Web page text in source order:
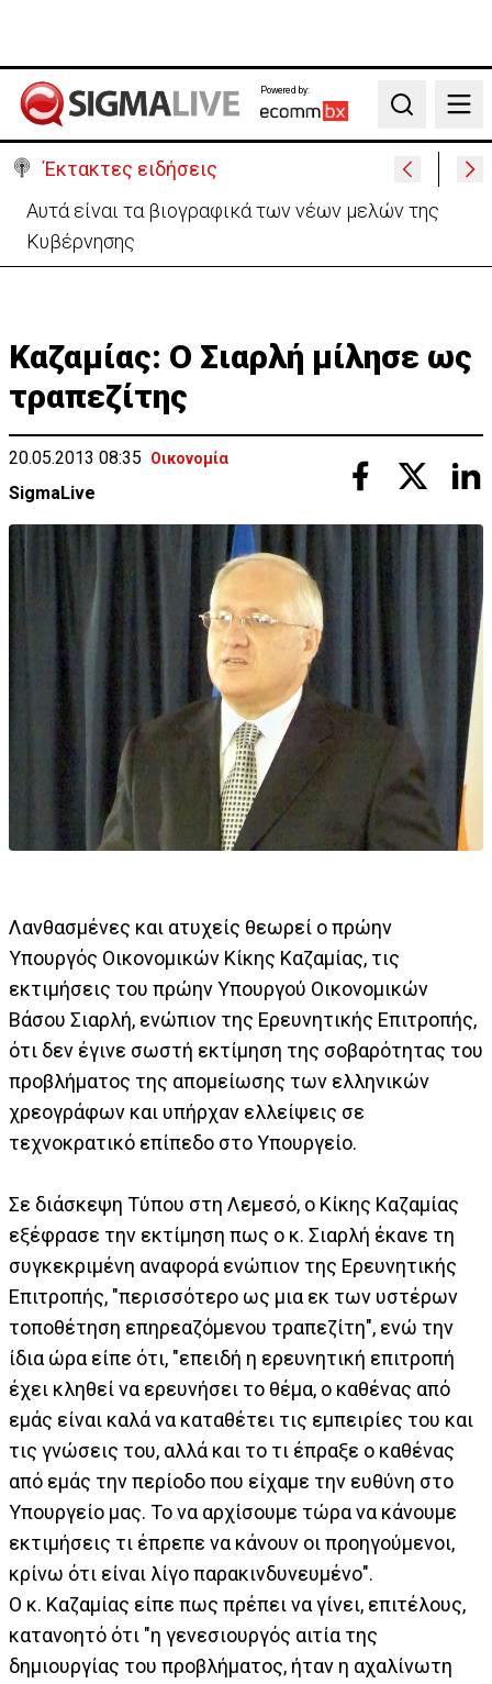
Powered by:
Search
Έκτακτες ειδήσεις
Χειροπέδες σε 37χρονο-Παρίστανε τον εισαγωγέα
αυτοκινήτων και άρπαξε €827,400
Καζαμίας: Ο Σιαρλή μίλησε ως
τραπεζίτης
20.05.2013 08:35 Οικονομία
SigmaLive
Λανθασμένες και ατυχείς θεωρεί ο πρώην
Υπουργός Οικονομικών Κίκης Καζαμίας, τις
εκτιμήσεις του πρώην Υπουργού Οικονομικών
Βάσου Σιαρλή, ενώπιον της Ερευνητικής Επιτροπής,
ότι δεν έγινε σωστή εκτίμηση της σοβαρότητας του
προβλήματος της απομείωσης των ελληνικών
χρεογράφων και υπήρχαν ελλείψεις σε
τεχνοκρατικό επίπεδο στο Υπουργείο.
Σε διάσκεψη Τύπου στη Λεμεσό, ο Κίκης Καζαμίας
εξέφρασε την εκτίμηση πως ο κ. Σιαρλή έκανε τη
συγκεκριμένη αναφορά ενώπιον της Ερευνητικής
Επιτροπής, "περισσότερο ως μια εκ των υστέρων
τοποθέτηση επηρεαζόμενου τραπεζίτη", ενώ την
ίδια ώρα είπε ότι, "επειδή η ερευνητική επιτροπή
έχει κληθεί να ερευνήσει το θέμα, ο καθένας από
εμάς είναι καλά να καταθέτει τις εμπειρίες του και
τις γνώσεις του, αλλά και το τι έπραξε ο καθένας
από εμάς την περίοδο που είχαμε την ευθύνη στο
Υπουργείο μας. Το να αρχίσουμε τώρα να κάνουμε
εκτιμήσεις τι έπρεπε να κάνουν οι προηγούμενοι,
κρίνω ότι είναι λίγο παρακινδυνευμένο".
Ο κ. Καζαμίας είπε πως πρέπει να γίνει, επιτέλους,
κατανοητό ότι "η γενεσιουργός αιτία της
δημιουργίας του προβλήματος, ήταν η αχαλίνωτη